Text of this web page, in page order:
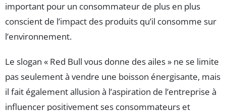
important pour un consommateur de plus en plus
conscient de l’impact des produits qu’il consomme sur
l’environnement.
Le slogan « Red Bull vous donne des ailes » ne se limite
pas seulement à vendre une boisson énergisante, mais
il fait également allusion à l’aspiration de l’entreprise à
influencer positivement ses consommateurs et